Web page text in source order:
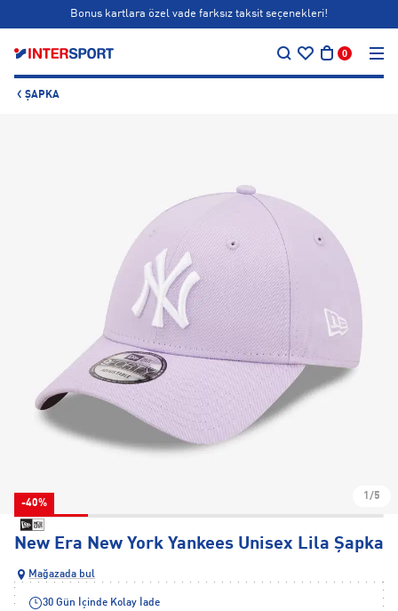
Bonus kartlara özel vade farksız taksit seçenekleri!
0
ŞAPKA
-40%
1/5
New Era New York Yankees Unisex Lila Şapka
Mağazada bul
30 Gün İçinde Kolay İade